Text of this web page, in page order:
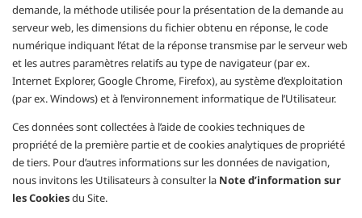
demande, la méthode utilisée pour la présentation de la demande au
serveur web, les dimensions du fichier obtenu en réponse, le code
numérique indiquant l’état de la réponse transmise par le serveur web
et les autres paramètres relatifs au type de navigateur (par ex.
Internet Explorer, Google Chrome, Firefox), au système d’exploitation
(par ex. Windows) et à l’environnement informatique de l’Utilisateur.
Ces données sont collectées à l’aide de cookies techniques de
propriété de la première partie et de cookies analytiques de propriété
de tiers. Pour d’autres informations sur les données de navigation,
nous invitons les Utilisateurs à consulter la Note d’information sur
les Cookiesdu Site.